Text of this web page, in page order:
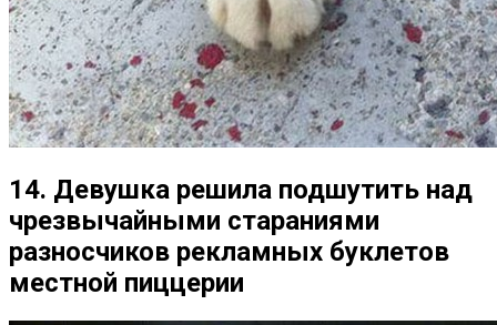
14. Девушка решила подшутить над
чрезвычайными стараниями
разносчиков рекламных буклетов
местной пиццерии